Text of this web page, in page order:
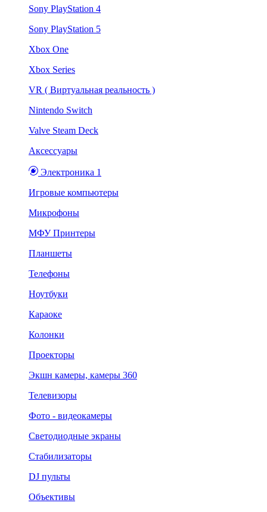
Sony PlayStation 4
Sony PlayStation 5
Xbox One
Xbox Series
VR ( Виртуальная реальность )
Nintendo Switch
Valve Steam Deck
Аксессуары
Электроника 1
Игровые компьютеры
Микрофоны
МФУ Принтеры
Планшеты
Телефоны
Ноутбуки
Караоке
Колонки
Проекторы
Экшн камеры, камеры 360
Телевизоры
Фото - видеокамеры
Светодиодные экраны
Стабилизаторы
DJ пульты
Объективы